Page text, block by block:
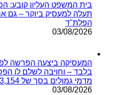
בית המשפט העליון קובע:
תעלה למעסיק ביוקר – גם
הפלת"ד
03/08/2026
המעסיקה ביצעה הפרשה
בלבד – וחויבה לשלם לו
מדמי גמולים בסך של 523,154 ש"ח
03/08/2026